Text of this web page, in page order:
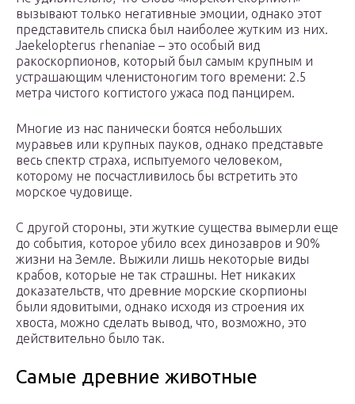
вызывают только негативные эмоции, однако этот
представитель списка был наиболее жутким из них.
Jaekelopterus rhenaniae – это особый вид
ракоскорпионов, который был самым крупным и
устрашающим членистоногим того времени: 2.5
метра чистого когтистого ужаса под панцирем.
Многие из нас панически боятся небольших
муравьев или крупных пауков, однако представьте
весь спектр страха, испытуемого человеком,
которому не посчастливилось бы встретить это
морское чудовище.
С другой стороны, эти жуткие существа вымерли еще
до события, которое убило всех динозавров и 90%
жизни на Земле. Выжили лишь некоторые виды
крабов, которые не так страшны. Нет никаких
доказательств, что древние морские скорпионы
были ядовитыми, однако исходя из строения их
хвоста, можно сделать вывод, что, возможно, это
действительно было так.
Самые древние животные